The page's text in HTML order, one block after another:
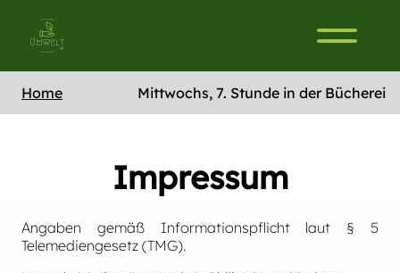
Home Mittwochs, 7. Stunde in der Bücherei
Impressum
Angaben gemäß Informationspflicht laut § 5
Telemediengesetz (TMG).